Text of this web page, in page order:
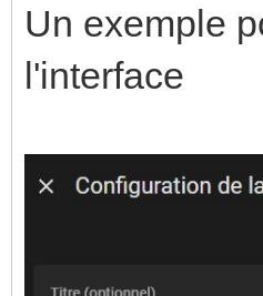
Un exemple
l'interface